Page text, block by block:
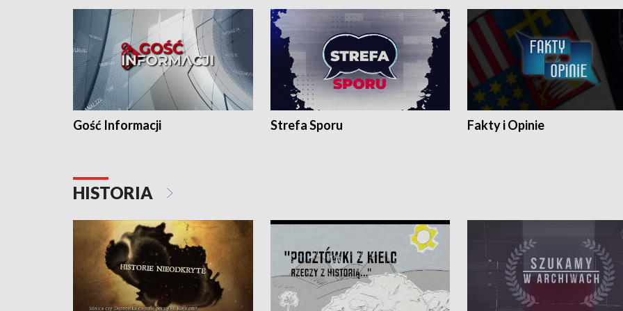
Gość Informacji Strefa Sporu Fakty i Opinie
HISTORIA